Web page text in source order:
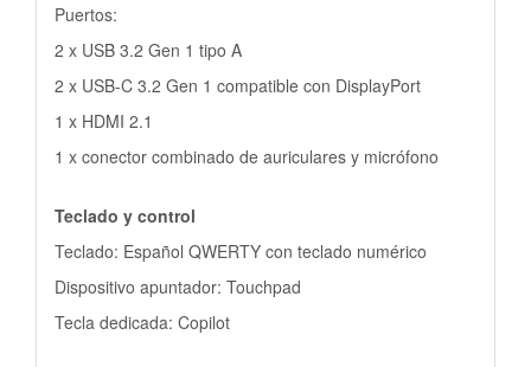
Puertos:
2 x USB 3.2 Gen 1 tipo A
2 x USB-C 3.2 Gen 1 compatible con DisplayPort
1 x HDMI 2.1
1 x conector combinado de auriculares y micrófono
Teclado y control
Teclado: Español QWERTY con teclado numérico
Dispositivo apuntador: Touchpad
Tecla dedicada: Copilot